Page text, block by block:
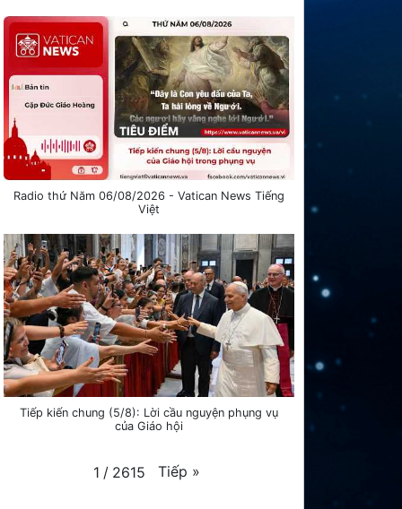
Radio thứ Năm 06/08/2026 - Vatican News Tiếng
Việt
Tiếp kiến chung (5/8): Lời cầu nguyện phụng vụ
của Giáo hội
1 / 2615 Tiếp »